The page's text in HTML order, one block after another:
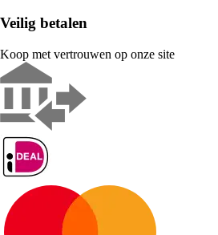
Veilig betalen
Koop met vertrouwen op onze site